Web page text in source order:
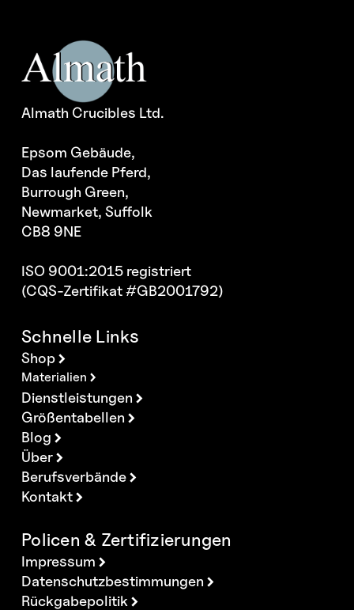
Almath Crucibles Ltd.
Epsom Gebäude,
Das laufende Pferd,
Burrough Green,
Newmarket, Suffolk
CB8 9NE
ISO 9001:2015 registriert
(CQS-Zertifikat #GB2001792)
Schnelle Links
Shop
Materialien
Dienstleistungen
Größentabellen
Blog
Über
Berufsverbände
Kontakt
Policen & Zertifizierungen
Impressum
Datenschutzbestimmungen
Rückgabepolitik